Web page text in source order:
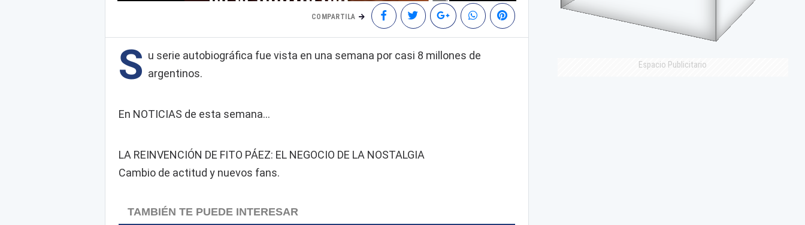
COMPARTILA
S u serie autobiográfica fue vista en una semana por casi 8 millones de
argentinos.
En NOTICIAS de esta semana...
LA REINVENCIÓN DE FITO PÁEZ: EL NEGOCIO DE LA NOSTALGIA
Cambio de actitud y nuevos fans.
TAMBIÉN TE PUEDE INTERESAR
Espacio Publicitario